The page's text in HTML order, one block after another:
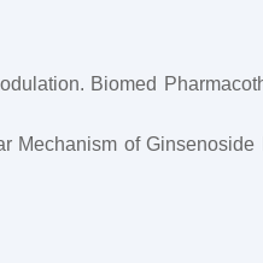
Biomed
Mechanism of